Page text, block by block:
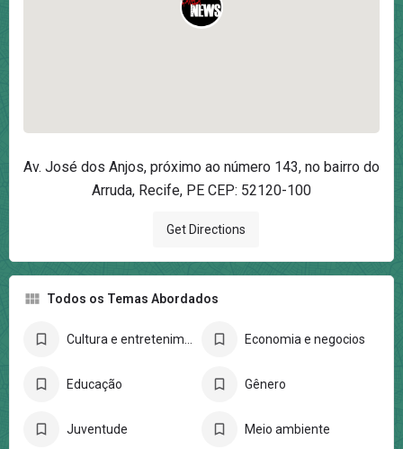
Av. José dos Anjos, próximo ao número 143, no bairro do
Arruda, Recife, PE CEP: 52120-100
Get Directions
Todos os Temas Abordados
Cultura e entretenimento Economia e negocios
Educação Gênero
Juventude Meio ambiente